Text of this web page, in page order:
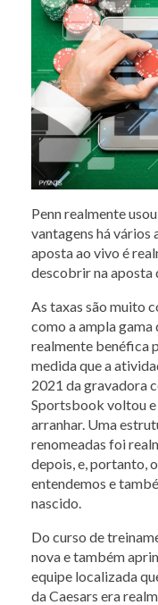
Penn realmente
vantagens há vários
aposta ao vivo é
descobrir na aposta
As taxas são muito
como a ampla gama
realmente benéfica
medida que a
2021 da gravadora
Sportsbook voltou
arranhar. Uma
renomeadas foi
depois, e, portanto,
entendemos e
nascido.
Do curso de
nova e também
equipe localizada
da Caesars era